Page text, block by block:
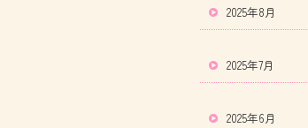
2025年8月
2025年7月
2025年6月